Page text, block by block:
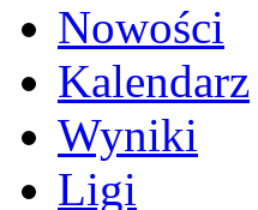
Nowości
Kalendarz
Wyniki
Ligi